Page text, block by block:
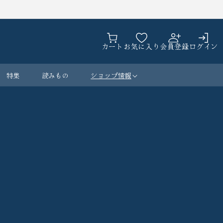
カート
ー
お気に入り 会員登録ログイン
ロ
グ
特集 読みもの ショップ情報